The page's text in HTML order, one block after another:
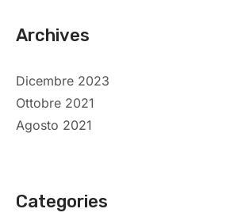
Archives
Dicembre 2023
Ottobre 2021
Agosto 2021
Categories